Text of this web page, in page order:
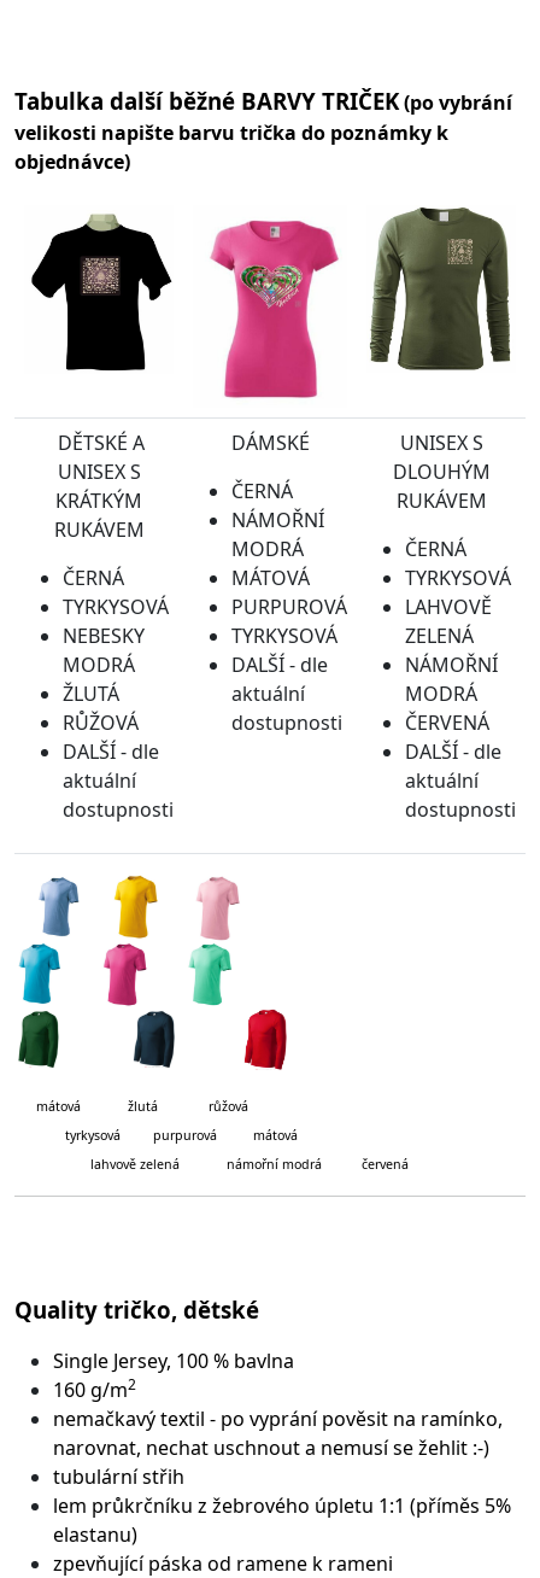
Tabulka další běžné BARVY TRIČEK(po vybrání
velikosti napište barvu trička do poznámky k
objednávce)
DĚTSKÉ A
UNISEX S
KRÁTKÝM
RUKÁVEM
ČERNÁ
TYRKYSOVÁ
NEBESKY
MODRÁ
ŽLUTÁ
RŮŽOVÁ
DALŠÍ - dle
aktuální
dostupnosti
DÁMSKÉ
ČERNÁ
NÁMOŘNÍ
MODRÁ
MÁTOVÁ
PURPUROVÁ
TYRKYSOVÁ
DALŠÍ - dle
aktuální
dostupnosti
UNISEX S
DLOUHÝM
RUKÁVEM
ČERNÁ
TYRKYSOVÁ
LAHVOVĚ
ZELENÁ
NÁMOŘNÍ
MODRÁ
ČERVENÁ
DALŠÍ - dle
aktuální
dostupnosti
mátová
žlutá růžová
tyrkysová purpurová mátová
lahvově zelená námořní modrá červená
Quality tričko, dětské
Single Jersey, 100 % bavlna
160 g/m2
nemačkavý textil - po vyprání pověsit na ramínko,
narovnat, nechat uschnout a nemusí se žehlit :-)
tubulární střih
lem průkrčníku z žebrového úpletu 1:1 (příměs 5%
elastanu)
zpevňující páska od ramene k rameni